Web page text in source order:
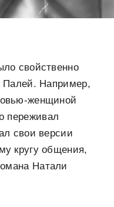
свойственно
Палей. Например,
женщиной
переживал
свои версии
кругу общения,
Натали